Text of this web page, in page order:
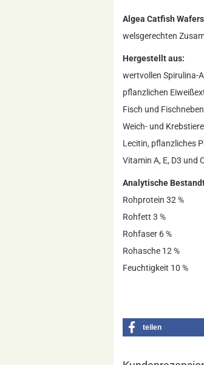
Algea Catfish Wafers
welsgerechten
Hergestellt aus:
wertvollen Spirulina-
pflanzlichen
Fisch und
Weich- und
Lecitin, pflanzliches
Vitamin A, E, D3 und
Analytische
Rohprotein 32 %
Rohfett 3 %
Rohfaser 6 %
Rohasche 12 %
Feuchtigkeit 10 %
teilen